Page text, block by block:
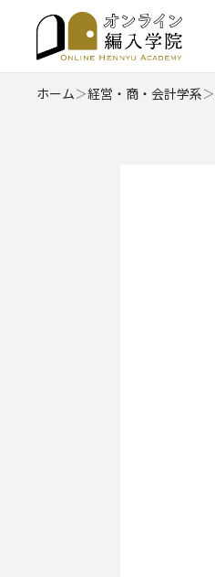
ホーム＞経営・商・会計学系＞